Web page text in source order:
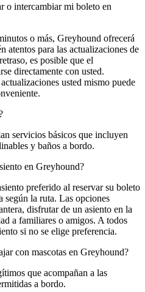
o intercambiar mi boleto en
o más, Greyhound ofrecerá
atentos para las actualizaciones de
es posible que el
directamente con usted.
usted mismo puede
servicios básicos que incluyen
y baños a bordo.
en Greyhound?
preferido al reservar su boleto
según la ruta. Las opciones
disfrutar de un asiento en la
a familiares o amigos. A todos
si no se elige preferencia.
con mascotas en Greyhound?
que acompañan a las
a bordo.